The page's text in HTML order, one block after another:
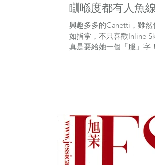
瞓喺度都有人魚
興趣多多的Canetti，雖然
如指掌，不只喜歡Inline
真是要給她一個「服」字